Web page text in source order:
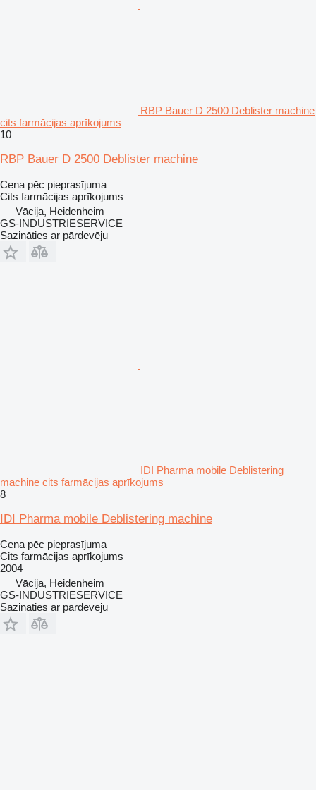
RBP Bauer D 2500 Deblister machine
cits farmācijas aprīkojums
10
RBP Bauer D 2500 Deblister machine
Cena pēc pieprasījuma
Cits farmācijas aprīkojums
Vācija, Heidenheim
GS-INDUSTRIESERVICE
Sazināties ar pārdevēju
IDI Pharma mobile Deblistering
machine cits farmācijas aprīkojums
8
IDI Pharma mobile Deblistering machine
Cena pēc pieprasījuma
Cits farmācijas aprīkojums
2004
Vācija, Heidenheim
GS-INDUSTRIESERVICE
Sazināties ar pārdevēju